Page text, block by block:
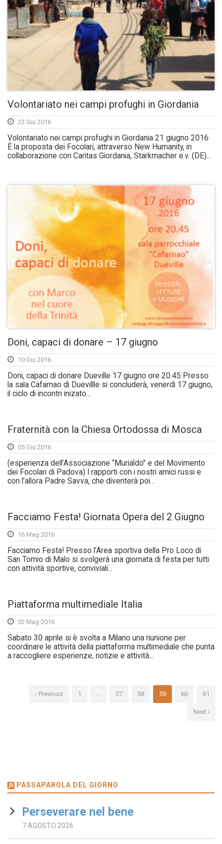
Volontariato nei campi profughi in Giordania
22 Giu 2016
Volontariato nei campi profughi in Giordania 21 giugno 2016
È la proposta dei Focolari, attraverso New Humanity, in
collaborazione con Caritas Giordania, Starkmacher e.v. (DE)...
Doni, capaci di donare – 17 giugno
10 Giu 2016
Doni, capaci di donare Dueville 17 giugno ore 20.45 Presso
la sala Cafarnao di Duevillle si concluderà, venerdì 17 giugno,
il ciclo di incontri inizato...
Fraternità con la Chiesa Ortodossa di Mosca
05 Giu 2016
(esperienza dell’Associazione “Murialdo” e del Movimento
dei Focolari di Padova) I rapporti con i nostri amici russi e
con l’allora Padre Savva, che diventerà poi...
Facciamo Festa! Giornata Opera del 2 Giugno
16 Mag 2016
Facciamo Festa! Presso l’Area sportiva della Pro Loco di
San Tomio di Malo si svolgerà una giornata di festa per tutti
con attività sportive, conviviali...
Piattaforma multimediale Italia
02 Mag 2016
Sabato 30 aprile si è svolta a Milano una riunione per
coordinare le attività della piattaforma multimediale che punta
a raccogliere esperienze, notizie e attività...
‹ Previous 1 57 58 59 60 61
Next ›
PASSAPAROLA DEL GIORNO
Perseverare nel bene
7 AGOSTO 2026